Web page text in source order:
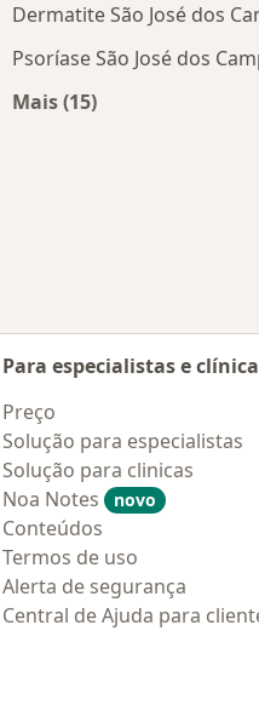
Dermatite São José dos
Psoríase São José dos
Mais (15)
Para especialistas e
Preço
Solução para especialistas
Solução para clinicas
Noa Notes
novo
Conteúdos
Termos de uso
Alerta de segurança
Central de Ajuda para